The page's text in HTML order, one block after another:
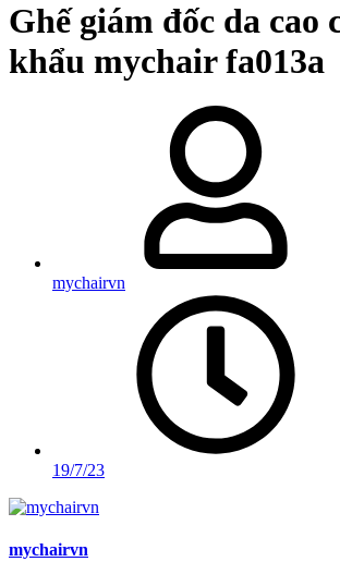
Ghế giám đốc da cao
khẩu mychair fa013a
mychairvn
19/7/23
mychairvn